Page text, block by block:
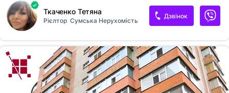
Готова до поселення! За детальною інформацією і переглядом
звертайтеся за тел [телефон приховано]Таня
Ткаченко Тетяна
Рієлтор Сумська Нерухомість
Дзвінок